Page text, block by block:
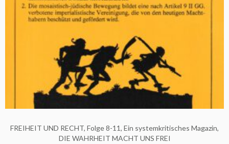
FREIHEIT UND RECHT, Folge 8-11, Ein systemkritisches Magazin,
DIE WAHRHEIT MACHT UNS FREI